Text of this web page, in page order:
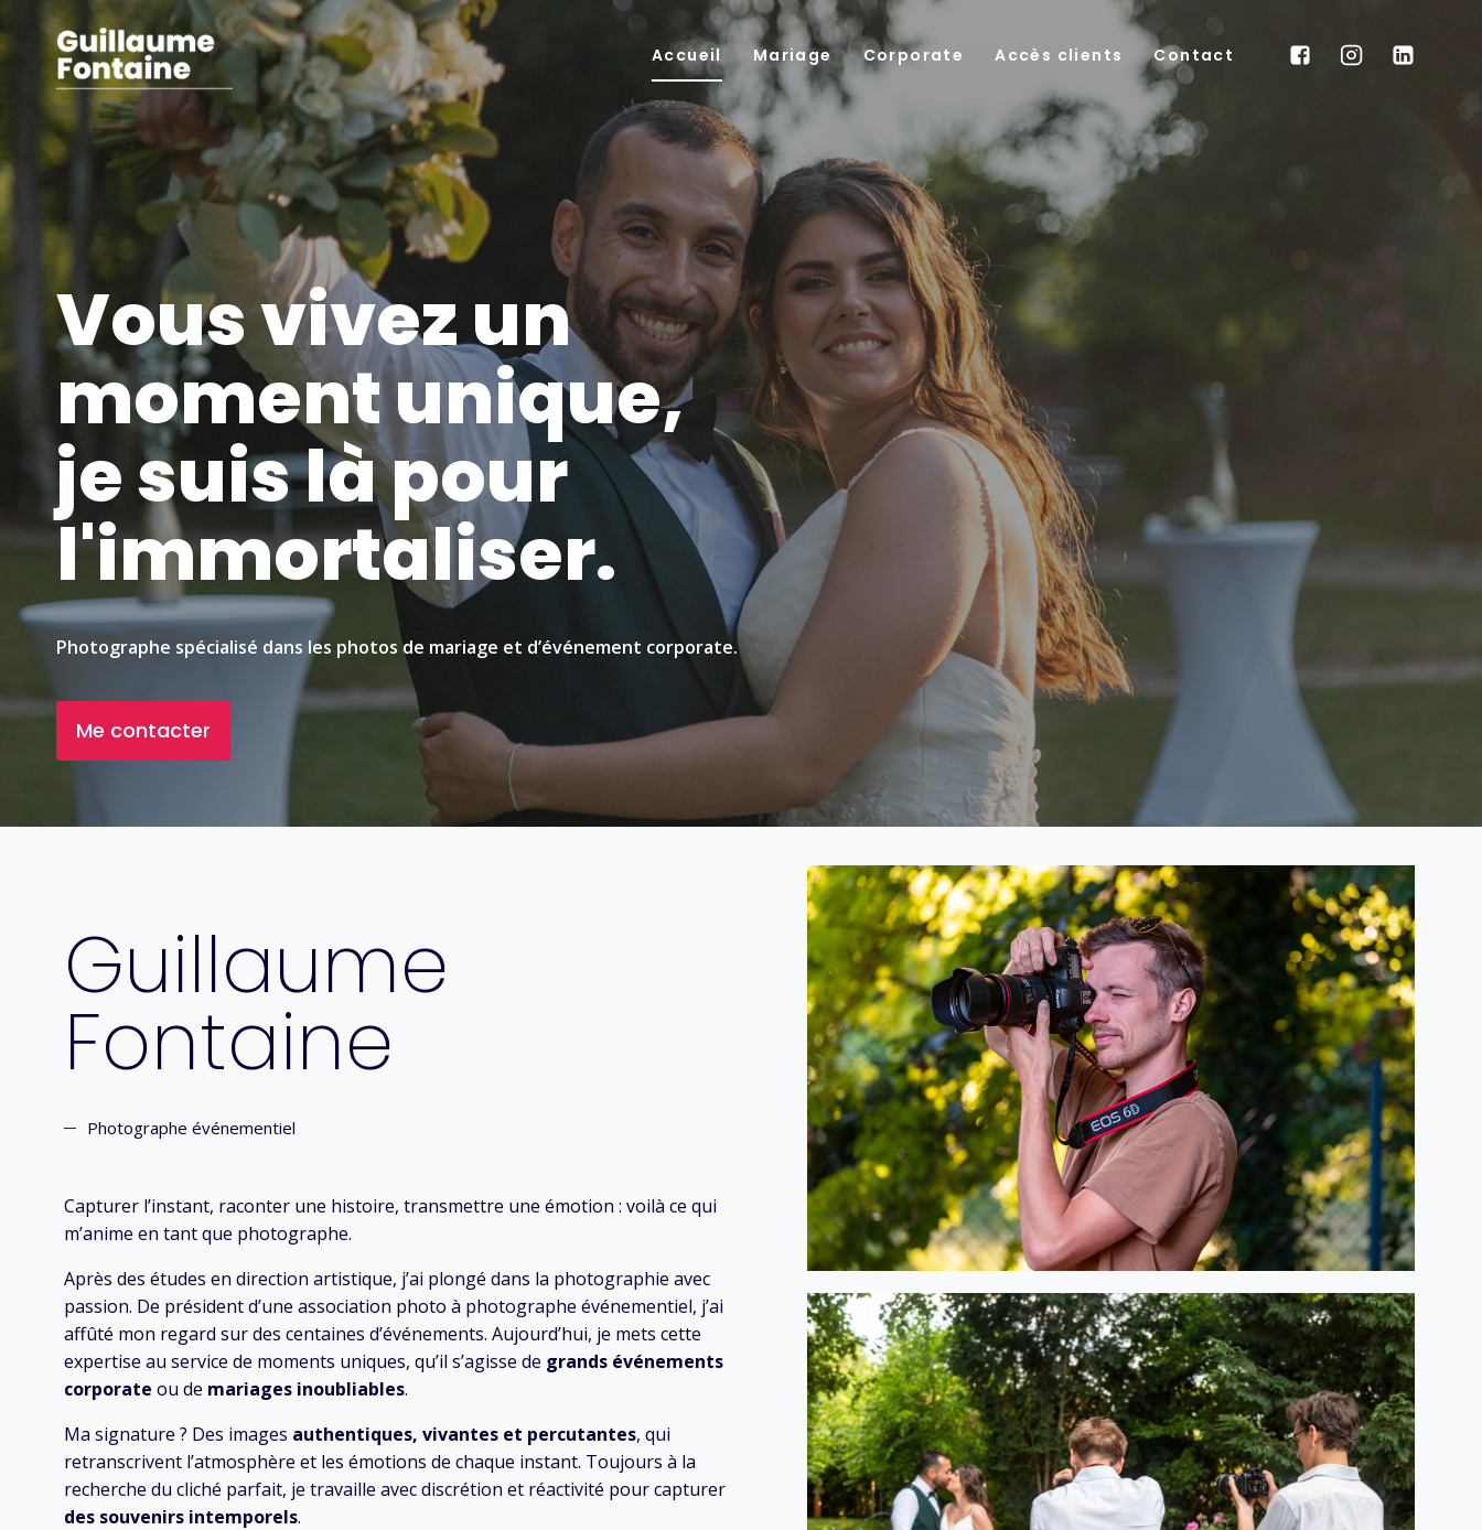
Accueil Mariage Corporate Accès clients Contact
Vous vivez un
moment unique,
je suis là pour
l'immortaliser.
Photographe spécialisé dans les photos de mariage et d’événement corporate.
Me contacter
Guillaume
Fontaine
Photographe événementiel
Capturer l’instant, raconter une histoire, transmettre une émotion : voilà ce qui
m’anime en tant que photographe.
Après des études en direction artistique, j’ai plongé dans la photographie avec
passion. De président d’une association photo à photographe événementiel, j’ai
affûté mon regard sur des centaines d’événements. Aujourd’hui, je mets cette
expertise au service de moments uniques, qu’il s’agisse de grands événements
corporate ou de mariages inoubliables.
Ma signature ? Des images authentiques, vivantes et percutantes, qui
retranscrivent l’atmosphère et les émotions de chaque instant. Toujours à la
recherche du cliché parfait, je travaille avec discrétion et réactivité pour capturer
des souvenirs intemporels.